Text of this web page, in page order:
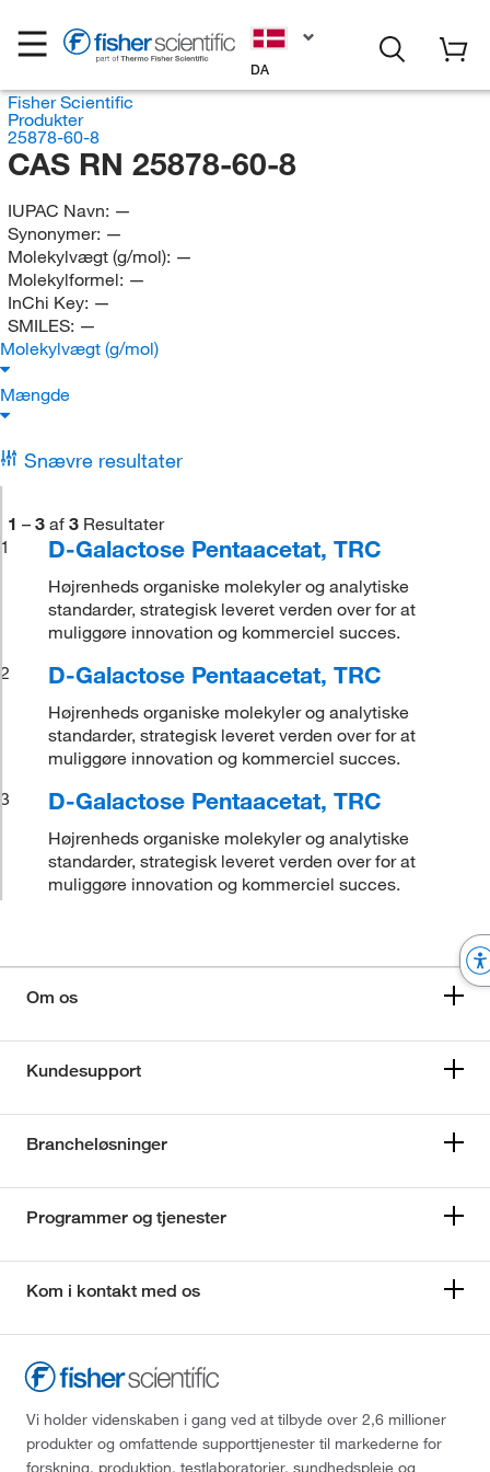
DA
Fisher Scientific
Produkter
25878-60-8
CAS RN 25878-60-8
IUPAC Navn: —
Synonymer: —
Molekylvægt (g/mol): —
Molekylformel: —
InChi Key: —
SMILES: —
Molekylvægt (g/mol)
Mængde
Snævre resultater
1 – 3 af 3 Resultater
1
D-Galactose Pentaacetat, TRC
Højrenheds organiske molekyler og analytiske
standarder, strategisk leveret verden over for at
muliggøre innovation og kommerciel succes.
2
D-Galactose Pentaacetat, TRC
Højrenheds organiske molekyler og analytiske
standarder, strategisk leveret verden over for at
muliggøre innovation og kommerciel succes.
3
D-Galactose Pentaacetat, TRC
Højrenheds organiske molekyler og analytiske
standarder, strategisk leveret verden over for at
muliggøre innovation og kommerciel succes.
Om os
Kundesupport
Brancheløsninger
Programmer og tjenester
Kom i kontakt med os
Vi holder videnskaben i gang ved at tilbyde over 2,6 millioner
produkter og omfattende supporttjenester til markederne for
forskning, produktion, testlaboratorier, sundhedspleje og